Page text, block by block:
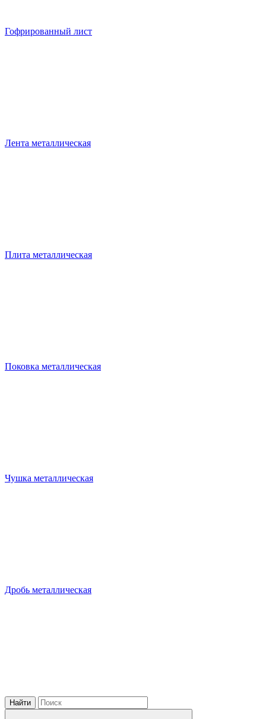
Гофрированный лист
Лента металлическая
Плита металлическая
Поковка металлическая
Чушка металлическая
Дробь металлическая
Найти